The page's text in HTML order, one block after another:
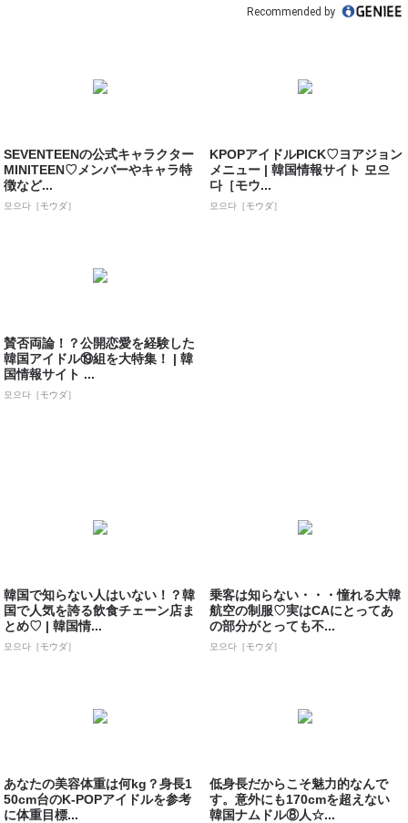
Recommended by
SEVENTEENの公式キャラクター
MINITEEN♡メンバーやキャラ特
徴など...
모으다［モウダ］
KPOPアイドルPICK♡ヨアジョン
メニュー | 韓国情報サイト 모으
다［モウ...
모으다［モウダ］
賛否両論！？公開恋愛を経験した
韓国アイドル⑲組を大特集！ | 韓
国情報サイト ...
모으다［モウダ］
韓国で知らない人はいない！？韓
国で人気を誇る飲食チェーン店ま
とめ♡ | 韓国情...
모으다［モウダ］
乗客は知らない・・・憧れる大韓
航空の制服♡実はCAにとってあ
の部分がとっても不...
모으다［モウダ］
あなたの美容体重は何kg？身長1
50cm台のK-POPアイドルを参考
に体重目標...
低身長だからこそ魅力的なんで
す。意外にも170cmを超えない
韓国ナムドル⑧人☆...